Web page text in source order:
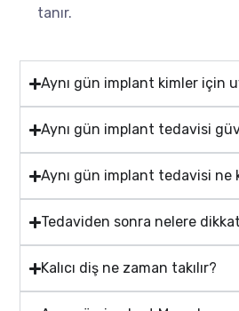
tanır.
Aynı gün implant kimler için
Aynı gün implant tedavisi
Aynı gün implant tedavisi ne
Tedaviden sonra nelere
Kalıcı diş ne zaman takılır?